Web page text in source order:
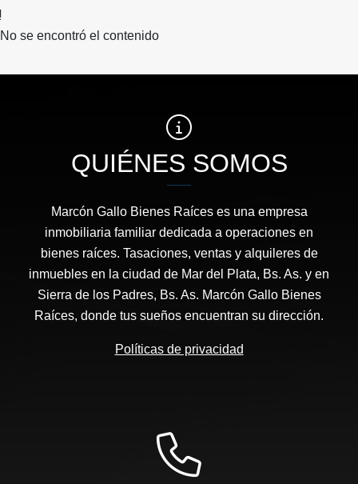
No se encontró el contenido
QUIÉNES SOMOS
Marcón Gallo Bienes Raíces es una empresa
inmobiliaria familiar dedicada a operaciones en
bienes raíces. Tasaciones, ventas y alquileres de
inmuebles en la ciudad de Mar del Plata, Bs. As. y en
Sierra de los Padres, Bs. As. Marcón Gallo Bienes
Raíces, donde tus sueños encuentran su dirección.
Políticas de privacidad